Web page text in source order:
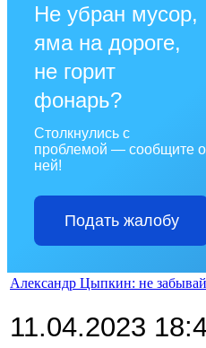
Не убран мусор,
яма на дороге,
не горит
фонарь?
Столкнулись с
проблемой — сообщите о
ней!
Подать жалобу
Александр Цыпкин: не
11.04.2023